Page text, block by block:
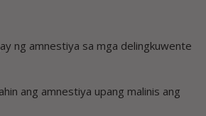
ng amnestiya sa mga delingkuwente
ang amnestiya upang malinis ang